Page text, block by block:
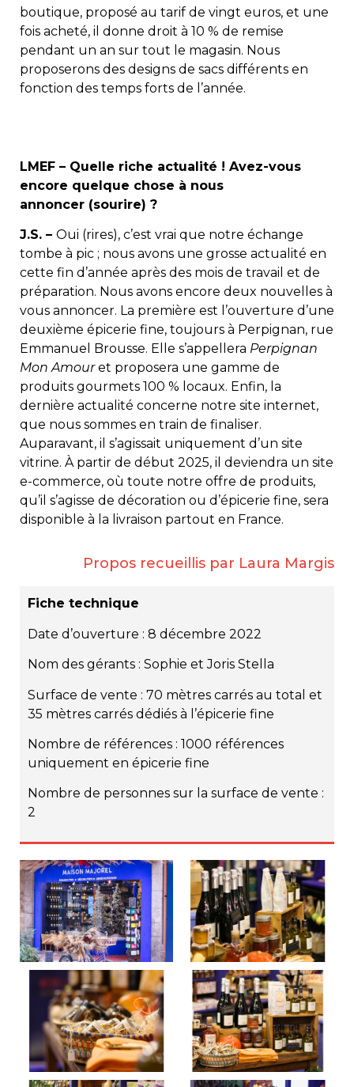
boutique, proposé au tarif de vingt euros, et une
fois acheté, il donne droit à 10 % de remise
pendant un an sur tout le magasin. Nous
proposerons des designs de sacs différents en
fonction des temps forts de l’année.
LMEF – Quelle riche actualité ! Avez-vous
encore quelque chose à nous
annoncer (sourire) ?
J.S. – Oui (rires), c’est vrai que notre échange
tombe à pic ; nous avons une grosse actualité en
cette fin d’année après des mois de travail et de
préparation. Nous avons encore deux nouvelles à
vous annoncer. La première est l’ouverture d’une
deuxième épicerie fine, toujours à Perpignan, rue
Emmanuel Brousse. Elle s’appellera Perpignan
Mon Amouret proposera une gamme de
produits gourmets 100 % locaux. Enfin, la
dernière actualité concerne notre site internet,
que nous sommes en train de finaliser.
Auparavant, il s’agissait uniquement d’un site
vitrine. À partir de début 2025, il deviendra un site
e-commerce, où toute notre offre de produits,
qu’il s’agisse de décoration ou d’épicerie fine, sera
disponible à la livraison partout en France.
Propos recueillis par Laura Margis
Fiche technique
Date d’ouverture : 8 décembre 2022
Nom des gérants : Sophie et Joris Stella
Surface de vente : 70 mètres carrés au total et
35 mètres carrés dédiés à l’épicerie fine
Nombre de références : 1000 références
uniquement en épicerie fine
Nombre de personnes sur la surface de vente :
2